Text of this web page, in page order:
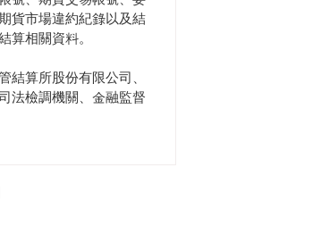
或客
或任何形式、方法予以
貨市場違約紀錄以及結
算相關資料。
算所股份有限公司、
法檢調機關、金融監督